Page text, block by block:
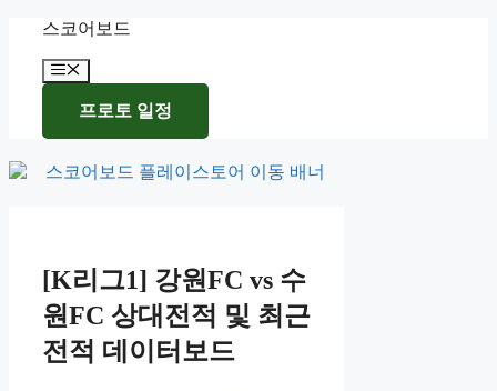
content
스코어보드
Menu
프로토 일정
[K리그1] 강원FC vs 수
원FC 상대전적 및 최근
전적 데이터보드